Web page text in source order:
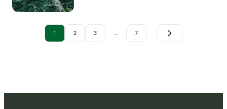
Archive Pagination
1 2 3 … 7